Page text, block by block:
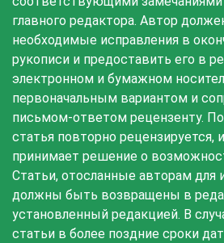
главного редактора. Автор
необходимые исправления в
рукописи и предоставить его в
электронном и бумажном
первоначальным вариантом и
письмом-ответом рецензенту.
статья повторно рецензируется,
принимает решение о
Статьи, отосланные авторам для
должны быть возвращены в
установленный редакцией. В
статьи в более поздние сроки